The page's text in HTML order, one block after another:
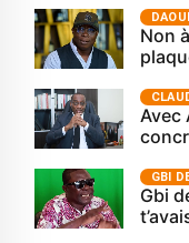
Non
Avec
GBI
Gbi